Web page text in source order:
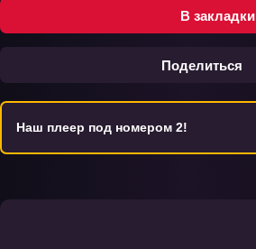
В закладки
Поделиться
Наш плеер под номером 2!